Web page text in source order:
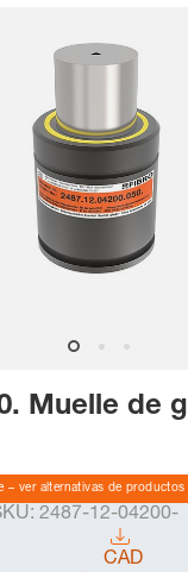
Muelle de
– ver alternativas de productos
2487-12-04200-
CAD